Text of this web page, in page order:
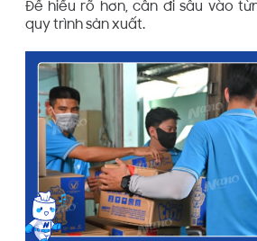
Để hiểu rõ hơn, cần đi sâu vào
quy trình sản xuất.